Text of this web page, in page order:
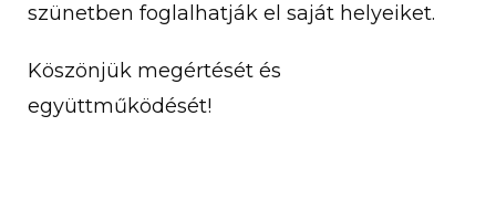
szünetben foglalhatják el saját helyeiket.
Köszönjük megértését és
együttműködését!